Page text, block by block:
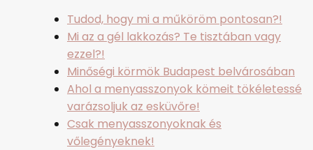
Tudod, hogy mi a műköröm pontosan?!
Mi az a gél lakkozás? Te tisztában vagy
ezzel?!
Minőségi körmök Budapest belvárosában
Ahol a menyasszonyok kömeit tökéletessé
varázsoljuk az esküvőre!
Csak menyasszonyoknak és
vőlegényeknek!